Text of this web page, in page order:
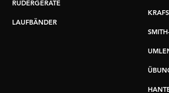
RUDERGERÄTE
LAUFBÄNDER